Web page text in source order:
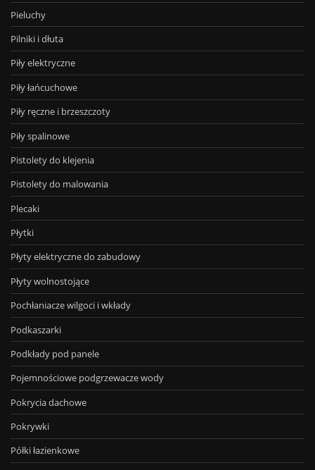
Pieluchy
Pilniki i dłuta
Piły elektryczne
Piły łańcuchowe
Piły ręczne i brzeszczoty
Piły spalinowe
Pistolety do klejenia
Pistolety do malowania
Plecaki
Płytki
Płyty elektryczne do zabudowy
Płyty wolnostojące
Pochłaniacze wilgoci i wkłady
Podkaszarki
Podkłady pod panele
Pojemnościowe podgrzewacze wody
Pokrycia dachowe
Pokrywki
Półki łazienkowe